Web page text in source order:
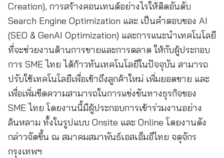
Creation), การสร้างคอนเทนต์อย่างไรให้ติดอันดับ
Search Engine Optimization และ เป็นคำตอบของ AI
(SEO & GenAI Optimization) และการแนะนำเทคโนโลยี
ที่จะช่วยงานด้านการขายและการตลาด ให้กับผู้ประกอบ
การ SME ไทย ได้ก้าวทันเทคโนโลยีในปัจจุบัน สามารถ
ปรับใช้เทคโนโลยีเพื่อเข้าถึงลูกค้าใหม่ เพิ่มยอดขาย และ
เพื่อเพิ่มขีดความสามารถในการแข่งขันทางธุรกิจของ
SME ไทย โดยงานนี้มีผู้ประกอบการเข้าร่วมงานอย่าง
ล้นหลาม ทั้งในรูปแบบ Onsite และ Online โดยงานดัง
กล่าวจัดขึ้น ณ สมาคมสมาพันธ์เอสเอ็มอีไทย จตุจักร
กรุงเทพฯ